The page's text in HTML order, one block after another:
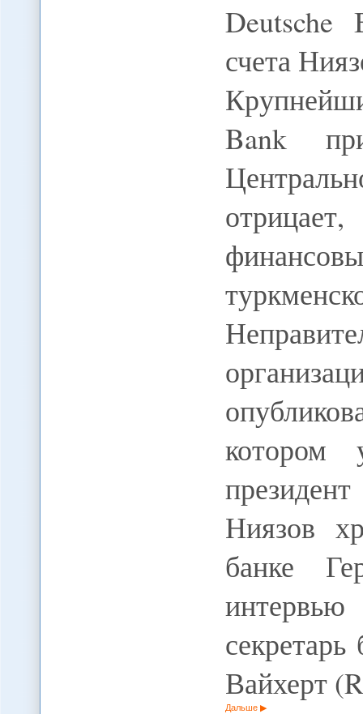
счета
Bank
котором
Ниязов
банке
Вайхерт
Дальше